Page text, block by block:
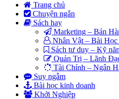
Trang chủ
Chuyện ngắn
Sách hay
Marketing – Bán
Nhân Vật – Bài
Sách tư duy – Kỹ
Quản Trị – Lãnh
Tài Chính – Ngân
Suy ngẫm
Bài học kinh doanh
Khởi Nghiệp